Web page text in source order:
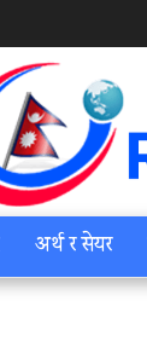
अर्थ र सेयर